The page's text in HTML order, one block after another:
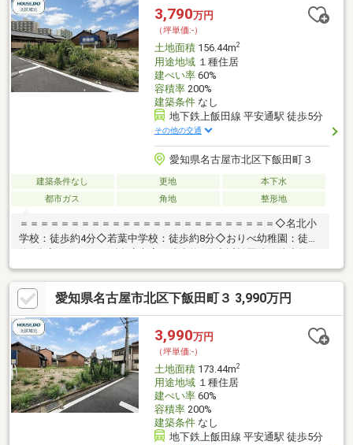
歩6分(約427m)・キャスタ ヨシヅヤ 犬山店 徒歩9分(約664m)・
V・ドラッグ 犬山駅前店 徒歩3分(約236m)・犬山駅西病院 徒歩4分
(約297m)
3,790万円
（坪単価:-）
土地面積156.44m2
用途地域１種住居
建ぺい率60%
容積率200%
建築条件なし
地下鉄上飯田線 平安通駅 徒歩5分
その他の交通
愛知県名古屋市北区下飯田町３
建築条件なし 更地
本下水
都市ガス
角地 整形地
＝＝＝＝＝＝＝＝＝＝＝＝＝＝＝＝＝＝＝＝＝＝＝＝＝◇名北小
学校：徒歩約4分◇若葉中学校：徒歩約8分◇おりべ幼稚園：徒歩
約2分◇ナフコトミダ瑠璃光店：徒歩約7分◇近松医院：徒歩約5
分◆建築条件なし！お好きなハウスメーカーで建てられます◆ス
ーパーや病院など徒歩圏内の周辺環境が充実しています◆更地、
造成渡しにつきスムーズに建築計画可能＝＝＝＝＝＝＝＝＝＝＝
＝＝＝＝＝＝＝＝＝＝＝＝＝＝＼見るだけ聞くだけOK／資金効率
が良くなるローンの組み方教えます。ネット未公開、水面下情報
多数あります。ほかのページで気になる物件もご相談ください。
愛知県名古屋市北区下飯田町３ 3,990万円
3,990万円
（坪単価:-）
土地面積173.44m2
用途地域１種住居
建ぺい率60%
容積率200%
建築条件なし
地下鉄上飯田線 平安通駅 徒歩5分